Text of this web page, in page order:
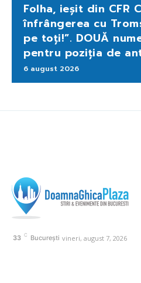
Folha, ieșit din CFR
înfrângerea cu
pe toți!”. DOUĂ
pentru poziția de
6 august 2026
33 C București vineri, august 7, 2026